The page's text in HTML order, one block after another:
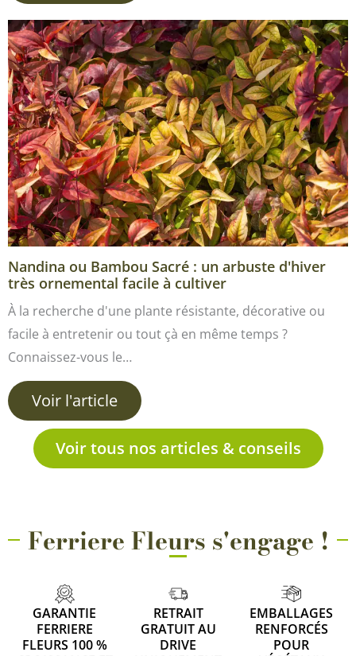
Nandina ou Bambou Sacré : un arbuste d'hiver
très ornemental facile à cultiver
À la recherche d'une plante résistante, décorative ou
facile à entretenir ou tout çà en même temps ?
Connaissez-vous le…
Voir l'article
Voir tous nos articles & conseils
Ferriere Fleurs s'engage !
GARANTIE
FERRIERE
FLEURS 100 %
RETRAIT
GRATUIT AU
DRIVE
EMBALLAGES
RENFORCÉS
POUR